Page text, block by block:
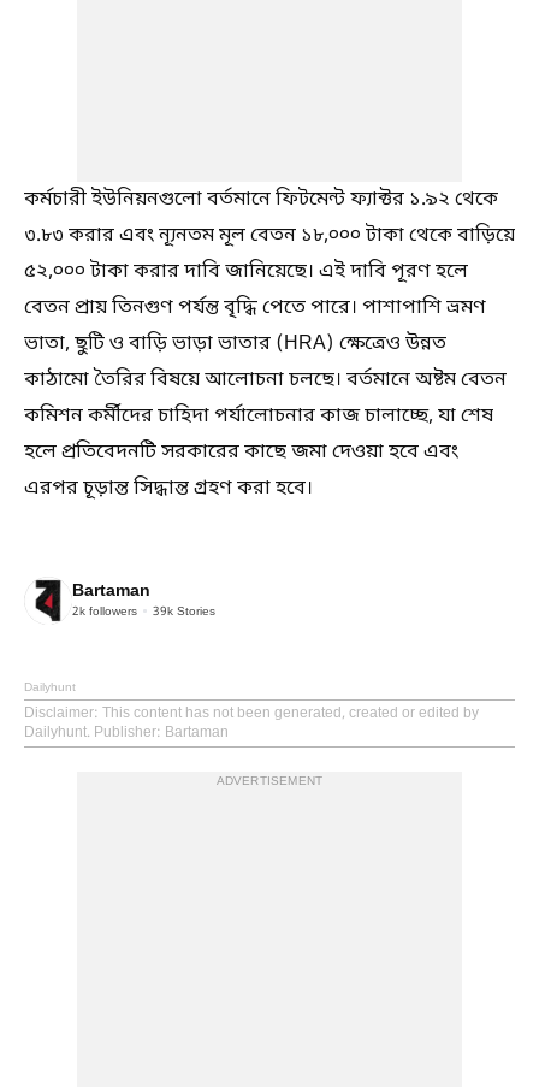
কর্মচারী ইউনিয়নগুলো বর্তমানে ফিটমেন্ট ফ্যাক্টর ১.৯২ থেকে
৩.৮৩ করার এবং ন্যূনতম মূল বেতন ১৮,০০০ টাকা থেকে বাড়িয়ে
৫২,০০০ টাকা করার দাবি জানিয়েছে। এই দাবি পূরণ হলে
বেতন প্রায় তিনগুণ পর্যন্ত বৃদ্ধি পেতে পারে। পাশাপাশি ভ্রমণ
ভাতা, ছুটি ও বাড়ি ভাড়া ভাতার (HRA) ক্ষেত্রেও উন্নত
কাঠামো তৈরির বিষয়ে আলোচনা চলছে। বর্তমানে অষ্টম বেতন
কমিশন কর্মীদের চাহিদা পর্যালোচনার কাজ চালাচ্ছে, যা শেষ
হলে প্রতিবেদনটি সরকারের কাছে জমা দেওয়া হবে এবং
এরপর চূড়ান্ত সিদ্ধান্ত গ্রহণ করা হবে।
Bartaman
2k followers 39k Stories
Dailyhunt
Disclaimer: This content has not been generated, created or edited by
Dailyhunt. Publisher: Bartaman
ADVERTISEMENT